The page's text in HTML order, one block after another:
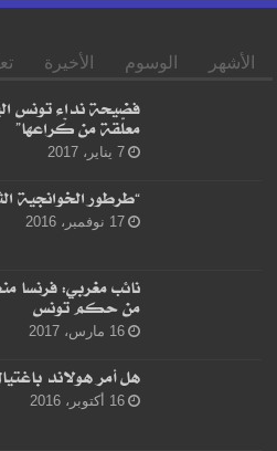
الأشهر الوسوم الأخيرة
فضيحة نداء تونس
معلّقة من كْراعها”
7 يناير، 2017
“طرطور الخوانجية
17 نوفمبر، 2016
نائب مغربي: فرنسا
من حكم تونس
16 مارس، 2017
هل أمر هولاند
16 أكتوبر، 2016